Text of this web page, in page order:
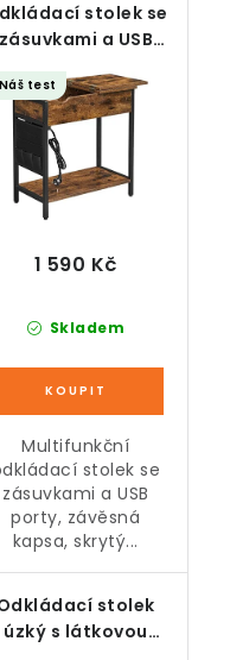
stolek se
zásuvkami a USB
porty, rustikální
hnědá
Náš test
Skladem
1 590 Kč
Multifunkční
stolek se
zásuvkami a USB
porty, závěsná
kapsa, skrytý...
stolek
úzký s látkovou